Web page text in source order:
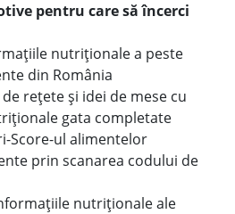
pentru care să încerci
nutriționale a peste
din România
rețete și idei de mese cu
gata completate
Score-ul alimentelor
prin scanarea codului de
nutriționale ale